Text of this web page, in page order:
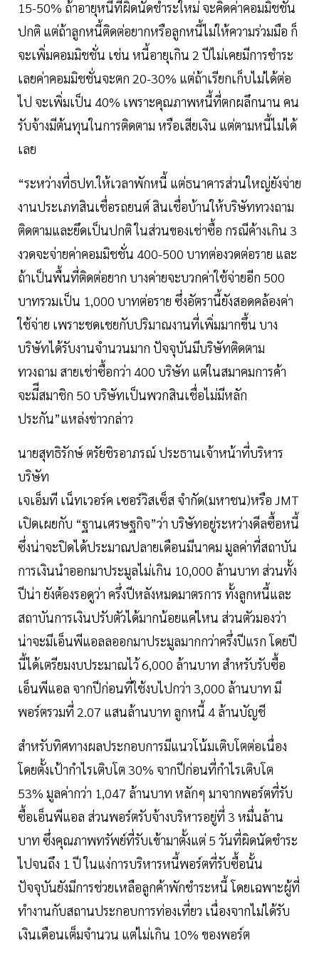
15-50% ถ้าอายุหนี้ที่ผิดนัดชำระใหม่ จะคิดค่าคอมมิชชั่น
ปกติ แต่ถ้าลูกหนี้ติดต่อยากหรือลูกหนี้ไม่ให้ความร่วมมือ ก็
จะเพิ่มคอมมิชชั่น เช่น หนี้อายุเกิน 2 ปีไม่เคยมีการชำระ
เลยค่าคอมมิชชั่นจะตก 20-30% แต่ถ้าเรียกเก็บไม่ได้ต่อ
ไป จะเพิ่มเป็น 40% เพราะคุณภาพหนี้ที่ตกผลึกนาน คน
รับจ้างมีต้นทุนในการติดตาม หรือเสียเงิน แต่ตามหนี้ไม่ได้
เลย
“ระหว่างที่ธปท.ให้เวลาพักหนี้ แต่ธนาคารส่วนใหญ่ยังจ่าย
งานประเภทสินเชื่อรถยนต์ สินเชื่อบ้านให้บริษัททวงถาม
ติดตามและยึดเป็นปกติ ในส่วนของเช่าซื้อ กรณีค้างเกิน 3
งวดจะจ่ายค่าคอมมิชชั่น 400-500 บาทต่องวดต่อราย และ
ถ้าเป็นพื้นที่ติดต่อยาก บางค่ายจะบวกค่าใช้จ่ายอีก 500
บาทรวมเป็น 1,000 บาทต่อราย ซึ่งอัตรานี้ยังสอดคล้องค่า
ใช้จ่าย เพราะชดเชยกับปริมาณงานที่เพิ่มมากขึ้น บาง
บริษัทได้รับงานจำนวนมาก ปัจจุบันมีบริษัทติดตาม
ทวงถาม สายเช่าซื้อกว่า 400 บริษัท แต่ในสมาคมการค้า
จะมีีสมาชิก 50 บริษัทเป็นพวกสินเชื่อไม่มีหลัก
ประกัน”แหล่งข่าวกล่าว
นายสุทธิรักษ์ ตรัยชิรอาภรณ์ ประธานเจ้าหน้าที่บริหาร
บริษัท
เจเอ็มที เน็ทเวอร์ค เซอร์วิสเซ็ส จำกัด(มหาชน)หรือ JMT
เปิดเผยกับ “ฐานเศรษฐกิจ”ว่า บริษัทอยู่ระหว่างดีลซื้อหนี้
ซึ่งน่าจะปิดได้ประมาณปลายเดือนมีนาคม มูลค่าที่สถาบัน
การเงินนำออกมาประมูลไม่เกิน 10,000 ล้านบาท ส่วนทั้ง
ปีน่า ยังต้องรอดูว่า ครึ่งปีหลังหมดมาตรการ ทั้งลูกหนี้และ
สถาบันการเงินปรับตัวได้มากน้อยแค่ไหน ส่วนตัวมองว่า
น่าจะมีเอ็นพีแอลลออกมาประมูลมากกว่าครึ่งปีแรก โดยปี
นี้ได้เตรียมงบประมาณไว้ 6,000 ล้านบาท สำหรับรับซื้อ
เอ็นพีแอล จากปีก่อนที่ใช้งบไปกว่า 3,000 ล้านบาท มี
พอร์ตรวมที่ 2.07 แสนล้านบาท ลูกหนี้ 4 ล้านบัญชี
สำหรับทิศทางผลประกอบการมีแนวโน้มเติบโตต่อเนื่อง
โดยตั้งเป้ากำไรเติบโต 30% จากปีก่อนที่กำไรเติบโต
53% มูลค่ากว่า 1,047 ล้านบาท หลักๆ มาจากพอร์ตที่รับ
ซื้อเอ็นพีแอล ส่วนพอร์ตรับจ้างบริหารอยู่ที่ 3 หมื่นล้าน
บาท ซึ่งคุณภาพทรัพย์ที่รับเข้ามาตั้งแต่ 5 วันที่ผิดนัดชำระ
ไปจนถึง 1 ปี ในแง่การบริหารหนี้พอร์ตที่รับซื้อนั้น
ปัจจุบันยังมีการช่วยเหลือลูกค้าพักชำระหนี้ โดยเฉพาะผู้ที่
ทำงานกับสถานประกอบการท่องเที่ยว เนื่องจากไม่ได้รับ
เงินเดือนเต็มจำนวน แต่ไม่เกิน 10% ของพอร์ต